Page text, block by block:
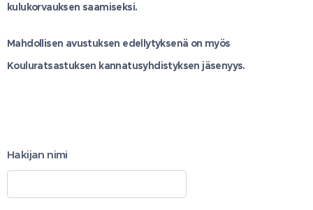
kulukorvauksen saamiseksi.
Mahdollisen avustuksen edellytyksenä on myös
Kouluratsastuksen kannatusyhdistyksen jäsenyys.
Hakijan nimi